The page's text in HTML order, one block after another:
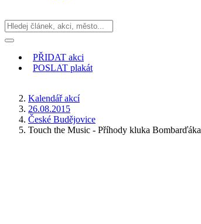
PŘIDAT akci
POSLAT plakát
Kalendář akcí
26.08.2015
České Budějovice
Touch the Music - Příhody kluka Bombarďáka